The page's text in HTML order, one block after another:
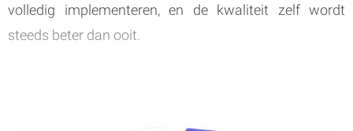
volledig implementeren, en de kwaliteit zelf wordt
steeds beter dan ooit.